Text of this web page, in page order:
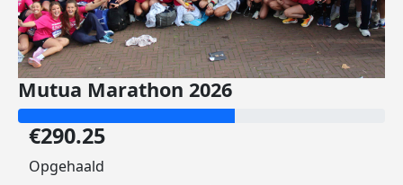
Mutua Marathon 2026
€290.25
Opgehaald